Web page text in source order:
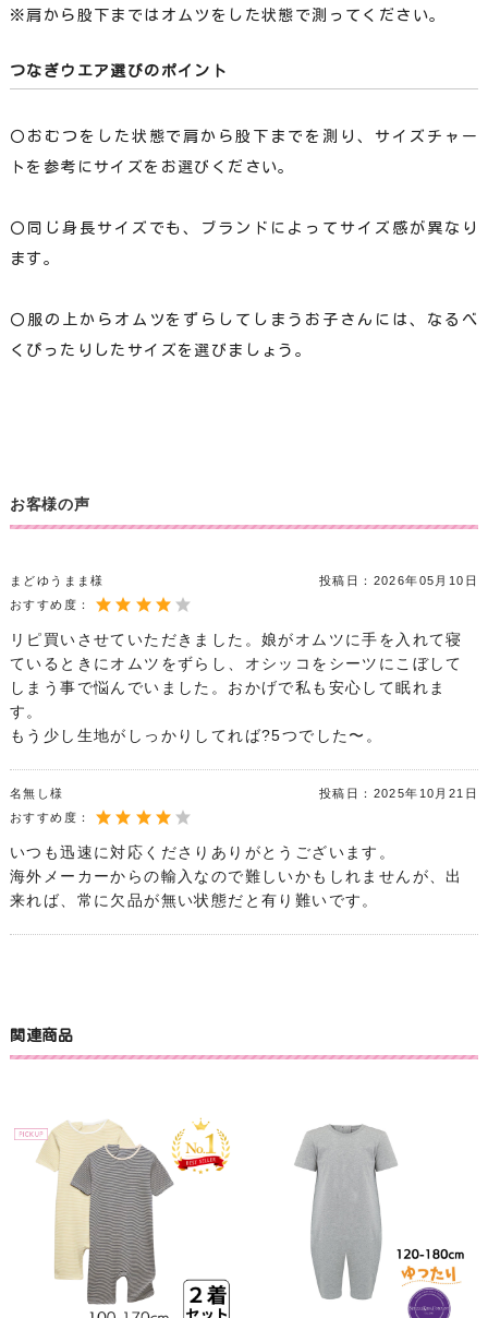
※肩から股下まではオムツをした状態で測ってください。
つなぎウエア選びのポイント
〇おむつをした状態で肩から股下までを測り、サイズチャー
トを参考にサイズをお選びください。
〇同じ身長サイズでも、ブランドによってサイズ感が異なり
ます。
〇服の上からオムツをずらしてしまうお子さんには、なるべ
くぴったりしたサイズを選びましょう。
お客様の声
まどゆうまま様 投稿日： 2026年05月10日
おすすめ度：
リピ買いさせていただきました。娘がオムツに手を入れて寝
ているときにオムツをずらし、オシッコをシーツにこぼして
しまう事で悩んでいました。おかげで私も安心して眠れま
す。
もう少し生地がしっかりしてれば?5つでした〜。
名無し様 投稿日： 2025年10月21日
おすすめ度：
いつも迅速に対応くださりありがとうございます。
海外メーカーからの輸入なので難しいかもしれませんが、出
来れば、常に欠品が無い状態だと有り難いです。
関連商品